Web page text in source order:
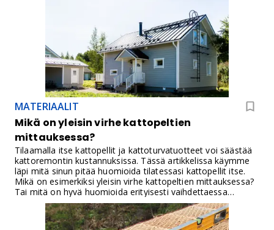
akustiikkapaneelit nojaavat nurkkaan.Kaikki nämä ovat
pieniä töitä: kappale pitäisi kiinnittää valmiiseen pintaan niin,
ettei pintaa rikota, ettei reikiä tarvita ja että kiinnitys pitää.
Mekaaninen kiinnitys tarkoittaisi esimerkiksi naulatulppia ja
näkyviä kantoja valmiiseen listaan. Liimaus on siistimpi
vaihtoehto, mutta tavallisella asennusliimalla alkaa odottelu:
teippiä, kiiloja ja huonekaluja valjastetaan pitämään
kappaleita paikallaan, kunnes liima ottaa kiinni.
MATERIAALIT
Mikä on yleisin virhe kattopeltien
mittauksessa?
Tilaamalla itse kattopellit ja kattoturvatuotteet voi säästää
kattoremontin kustannuksissa. Tässä artikkelissa käymme
läpi mitä sinun pitää huomioida tilatessasi kattopellit itse.
Mikä on esimerkiksi yleisin virhe kattopeltien mittauksessa?
Tai mitä on hyvä huomioida erityisesti vaihdettaessa
huopakatosta teräskatteeseen mitoituksen osalta?
Kysymyksiin vastaa kattopeltien ja kattoturvatuotteiden
asiantuntija Jaakko ItkonenMetehe Oy:stä.